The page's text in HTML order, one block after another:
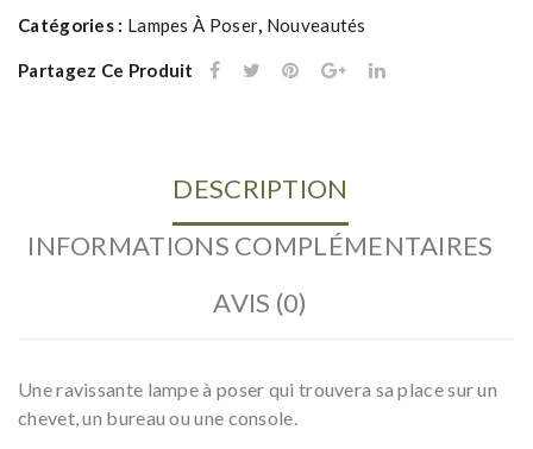
Catégories : Lampes À Poser Nouveautés
Partagez Ce Produit
DESCRIPTION
INFORMATIONS COMPLÉMENTAIRES
AVIS (0)
Une ravissante lampe à poser qui trouvera sa place sur un
chevet, un bureau ou une console.